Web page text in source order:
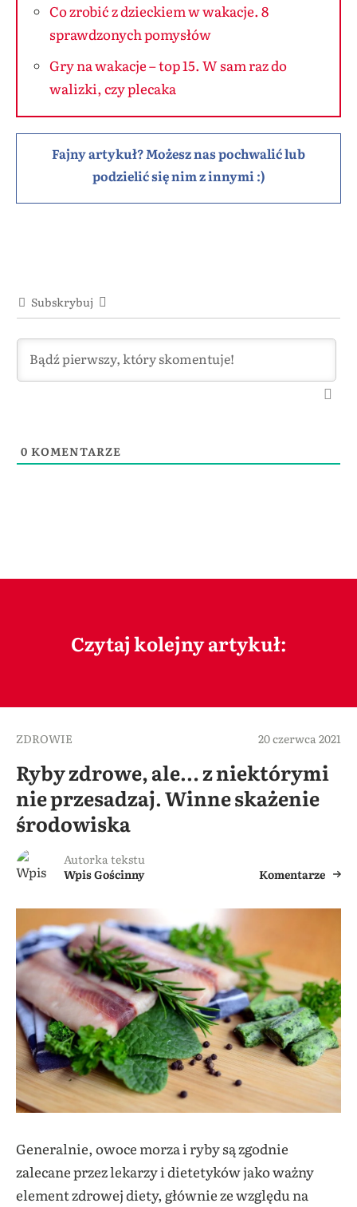
Co zrobić z dzieckiem w wakacje. 8
sprawdzonych pomysłów
Gry na wakacje – top 15. W sam raz do
walizki, czy plecaka
Fajny artykuł? Możesz nas pochwalić lub
podzielić się nim z innymi :)
Subskrybuj
0 KOMENTARZE
Czytaj kolejny artykuł:
ZDROWIE 20 czerwca 2021
Ryby zdrowe, ale… z niektórymi
nie przesadzaj. Winne skażenie
środowiska
Autorka tekstu
Wpis Gościnny
Komentarze
Generalnie, owoce morza i ryby są zgodnie
zalecane przez lekarzy i dietetyków jako ważny
element zdrowej diety, głównie ze względu na